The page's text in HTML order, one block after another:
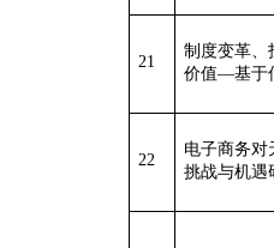
21
制度变革、
价值—基于
22
电子商务对
挑战与机遇